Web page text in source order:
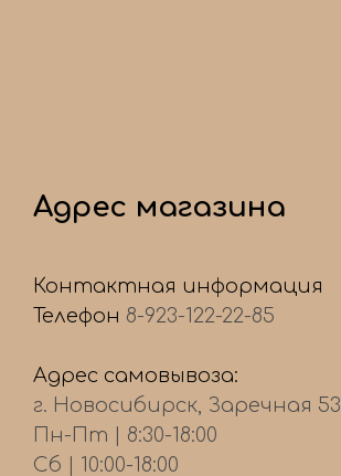
Адрес магазина
Контактная информация
Телефон 8-923-122-22-85
Адрес самовывоза:
г. Новосибирск, Заречная 53
Пн-Пт | 8:30-18:00
Сб | 10:00-18:00